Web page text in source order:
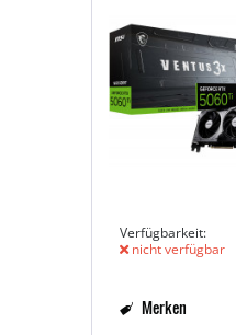
Verfügbarkeit:
nicht verfügbar
Merken